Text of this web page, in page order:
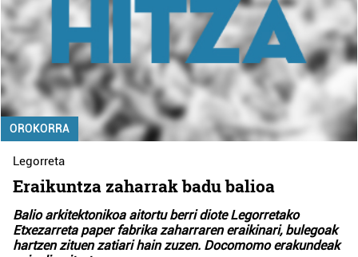
OROKORRA
Legorreta
Eraikuntza zaharrak badu balioa
Balio arkitektonikoa aitortu berri diote Legorretako
Etxezarreta paper fabrika zaharraren eraikinari, bulegoak
hartzen zituen zatiari hain zuzen. Docomomo erakundeak